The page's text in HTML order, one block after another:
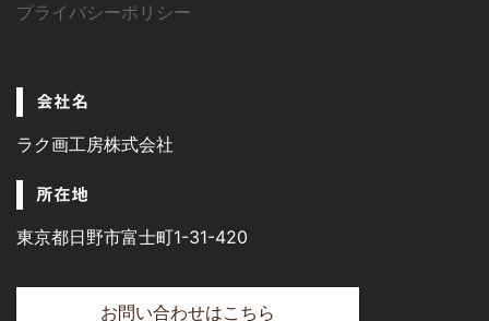
プライバシーポリシー
会社名
ラク画工房株式会社
所在地
東京都日野市富士町1-31-420
お問い合わせはこちら